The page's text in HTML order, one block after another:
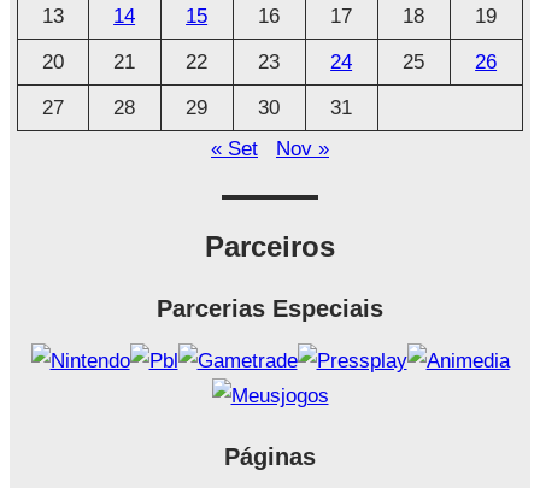
o
13
14 15 16 17 18
19
20
21 22 23 24 25
26
27
28 29 30
31
« Set
Nov »
Parceiros
Parcerias Especiais
Páginas